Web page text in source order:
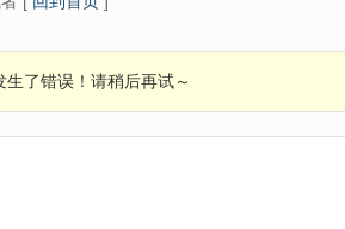
了错误！请稍后再试～